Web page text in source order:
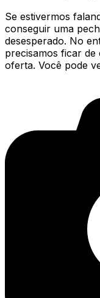
Se estivermos
conseguir uma
desesperado. No
precisamos ficar
oferta. Você pode